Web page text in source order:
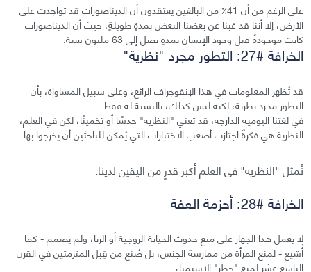
على الرغم من أن 41٪ من البالغين يعتقدون أن الديناصورات قد تواجدت على
الأرض، إلا أننا قد غبنا عن بعضنا البعض بمدةٍ طويلةٍ، حيث أن الديناصورات
كانت موجودةٌ قبل وجود الإنسان بمدةٍ تصل إلى 63 مليون سنة.
الخرافة #27: التطور مجرد "نظرية"
قد تُظهر المعلومات في هذا الإنفوجراف الرائع، وعلى سبيل المساواة، بأن
التطور مجرد نظرية، لكنه ليس كذلك، بالنسبة له فقط.
في لغتنا اليومية الدارجة، قد تعني "النظرية" حدسًا أو تخمينًا، لكن في العلم،
النظرية هي فكرةٌ اجتازت أصعب الاختبارات التي يُمكن للباحثين أن يخرجوا بها.
تُمثل "النظرية" في العلم أكبر قدرٍ من اليقين لدينا.
الخرافة #28: أحزمة العفة
لا يعمل هذا الجهاز على منع حدوث الخيانة الزوجية أو الزنا، ولم يصمم - كما
أُشيع - لمنع المرأة من ممارسة الجنس، بل صُنع من قِبل المتزمتين في القرن
التاسع عشر لمنع "خطر" الاستمناء.